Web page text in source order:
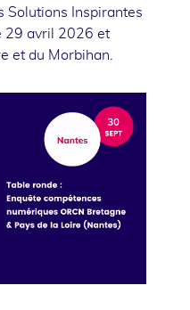
Solutions Inspirantes
29 avril 2026 et
et du Morbihan.